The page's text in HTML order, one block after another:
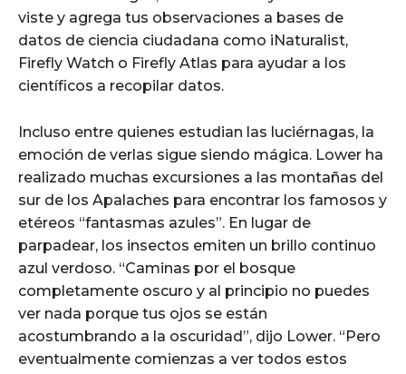
viste y agrega tus observaciones a bases de
datos de ciencia ciudadana como iNaturalist,
Firefly Watch o Firefly Atlas para ayudar a los
científicos a recopilar datos.
Incluso entre quienes estudian las luciérnagas, la
emoción de verlas sigue siendo mágica. Lower ha
realizado muchas excursiones a las montañas del
sur de los Apalaches para encontrar los famosos y
etéreos “fantasmas azules”. En lugar de
parpadear, los insectos emiten un brillo continuo
azul verdoso. “Caminas por el bosque
completamente oscuro y al principio no puedes
ver nada porque tus ojos se están
acostumbrando a la oscuridad”, dijo Lower. “Pero
eventualmente comienzas a ver todos estos